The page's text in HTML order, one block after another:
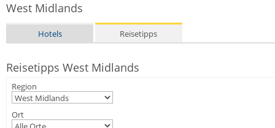
West Midlands
Hotels Reisetipps
Reisetipps West Midlands
Region
Ort